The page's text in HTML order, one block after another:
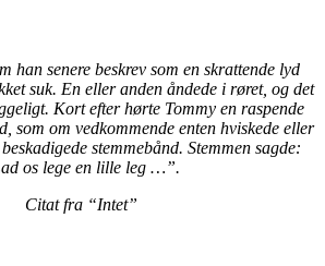
han senere beskrev som en skrattende lyd
suk. En eller anden åndede i røret, og det
Kort efter hørte Tommy en raspende
som om vedkommende enten hviskede eller
stemmebånd. Stemmen sagde:
os lege en lille leg …”.
Citat fra “Intet”